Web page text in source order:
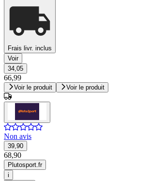
Frais livr. inclus
Voir
34,05
66,99
Voir le produit Voir le produit
Non avis
39,90
68,90
Plutosport.fr
i